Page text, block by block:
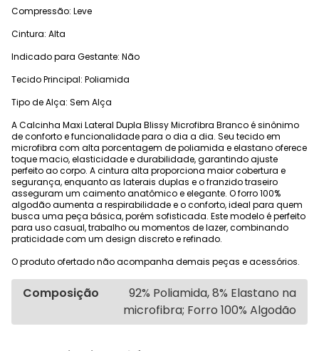
Compressão: Leve
Cintura: Alta
Indicado para Gestante: Não
Tecido Principal: Poliamida
Tipo de Alça: Sem Alça
A Calcinha Maxi Lateral Dupla Blissy Microfibra Branco é sinônimo
de conforto e funcionalidade para o dia a dia. Seu tecido em
microfibra com alta porcentagem de poliamida e elastano oferece
toque macio, elasticidade e durabilidade, garantindo ajuste
perfeito ao corpo. A cintura alta proporciona maior cobertura e
segurança, enquanto as laterais duplas e o franzido traseiro
asseguram um caimento anatômico e elegante. O forro 100%
algodão aumenta a respirabilidade e o conforto, ideal para quem
busca uma peça básica, porém sofisticada. Este modelo é perfeito
para uso casual, trabalho ou momentos de lazer, combinando
praticidade com um design discreto e refinado.
O produto ofertado não acompanha demais peças e acessórios.
Composição
92% Poliamida, 8% Elastano na
microfibra; Forro 100% Algodão